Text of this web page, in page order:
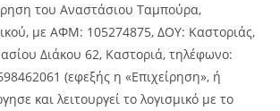
του Αναστάσιου Ταμπούρα,
με ΑΦΜ: 105274875, ΔΟΥ: Καστοριάς,
Διάκου 62, Καστοριά, τηλέφωνο:
(εφεξής η «Επιχείρηση», ή
και λειτουργεί το λογισμικό με το